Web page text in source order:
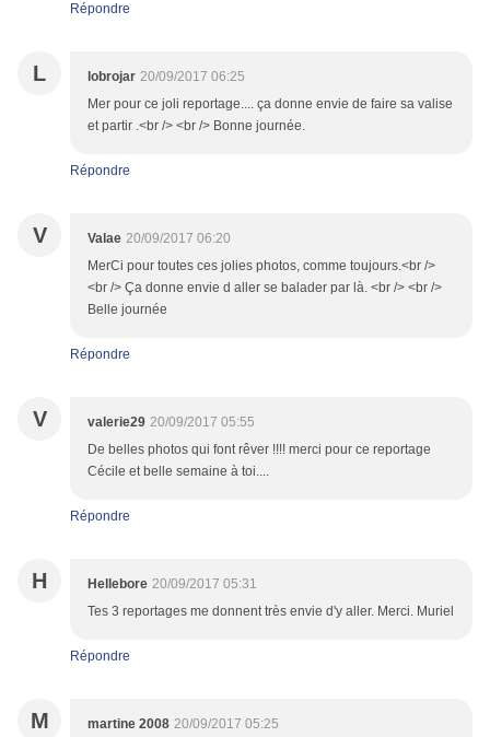
Répondre
L lobrojar 20/09/2017 06:25
Mer pour ce joli reportage.... ça donne envie de faire sa valise
et partir .<br /> <br /> Bonne journée.
Répondre
V Valae 20/09/2017 06:20
MerCi pour toutes ces jolies photos, comme toujours.<br />
<br /> Ça donne envie d aller se balader par là. <br /> <br />
Belle journée
Répondre
V valerie29 20/09/2017 05:55
De belles photos qui font rêver !!!! merci pour ce reportage
Cécile et belle semaine à toi....
Répondre
H Hellebore 20/09/2017 05:31
Tes 3 reportages me donnent très envie d'y aller. Merci. Muriel
Répondre
M martine 2008 20/09/2017 05:25